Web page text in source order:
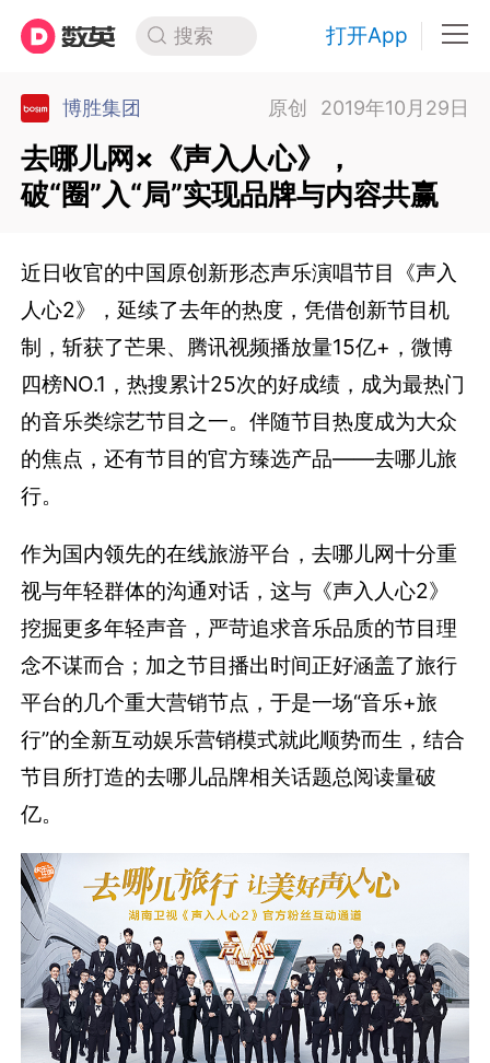
搜索 打开App
博胜集团 原创 2019年10月29日
去哪儿网×《声入人心》，
破“圈”入“局”实现品牌与内容共赢
近日收官的中国原创新形态声乐演唱节目《声入
人心2》，延续了去年的热度，凭借创新节目机
制，斩获了芒果、腾讯视频播放量15亿+，微博
四榜NO.1，热搜累计25次的好成绩，成为最热门
的音乐类综艺节目之一。伴随节目热度成为大众
的焦点，还有节目的官方臻选产品——去哪儿旅
行。
作为国内领先的在线旅游平台，去哪儿网十分重
视与年轻群体的沟通对话，这与《声入人心2》
挖掘更多年轻声音，严苛追求音乐品质的节目理
念不谋而合；加之节目播出时间正好涵盖了旅行
平台的几个重大营销节点，于是一场“音乐+旅
行”的全新互动娱乐营销模式就此顺势而生，结合
节目所打造的去哪儿品牌相关话题总阅读量破
亿。